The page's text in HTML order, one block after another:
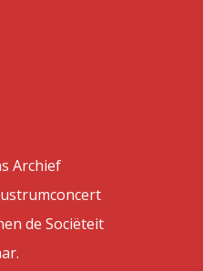
Archief
de Sociëteit